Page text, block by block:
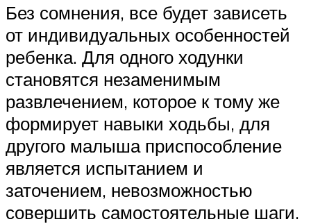
Без сомнения, все будет зависеть
от индивидуальных особенностей
ребенка. Для одного ходунки
становятся незаменимым
развлечением, которое к тому же
формирует навыки ходьбы, для
другого малыша приспособление
является испытанием и
заточением, невозможностью
совершить самостоятельные шаги.